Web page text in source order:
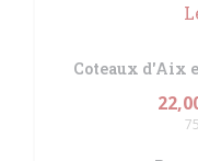
Coteaux d'Aix